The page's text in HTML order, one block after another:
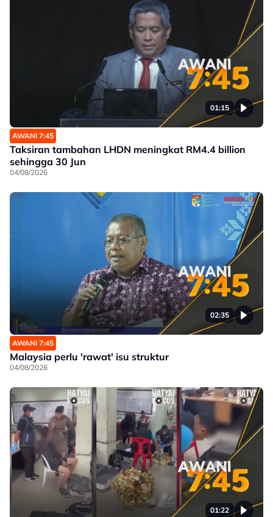
01:15
AWANI 7:45
Taksiran tambahan LHDN meningkat RM4.4 billion
sehingga 30 Jun
04/08/2026
02:35
AWANI 7:45
Malaysia perlu 'rawat' isu struktur
04/08/2026
01:22